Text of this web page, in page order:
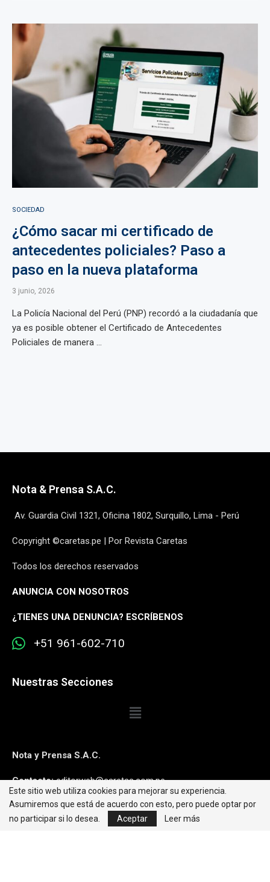
SOCIEDAD
¿Cómo sacar mi certificado de
antecedentes policiales? Paso a
paso en la nueva plataforma
3 junio, 2026
La Policía Nacional del Perú (PNP) recordó a la ciudadanía que
ya es posible obtener el Certificado de Antecedentes
Policiales de manera ...
Nota & Prensa S.A.C.
Av. Guardia Civil 1321, Oficina 1802, Surquillo, Lima - Perú
Copyright ©caretas.pe | Por Revista Caretas
Todos los derechos reservados
ANUNCIA CON NOSOTROS
¿TIENES UNA DENUNCIA? ESCRÍBENOS
+51 961-602-710
Nuestras Secciones
Nota y Prensa S.A.C.
Contacto:editorweb@caretas.com.pe
Síguenos:
Este sitio web utiliza cookies para mejorar su experiencia.
Asumiremos que está de acuerdo con esto, pero puede optar por
no participar si lo desea.
Aceptar Leer más